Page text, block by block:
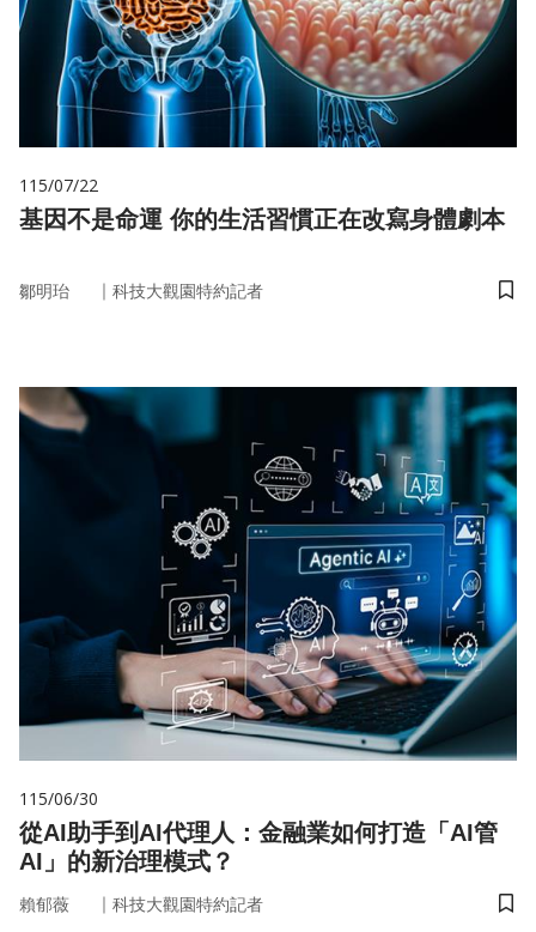
115/07/22
基因不是命運 你的生活習慣正在改寫身體劇本
鄒明珆 ｜ 科技大觀園特約記者
儲
115/06/30
從AI助手到AI代理人：金融業如何打造「AI管
AI」的新治理模式？
賴郁薇 ｜ 科技大觀園特約記者
儲